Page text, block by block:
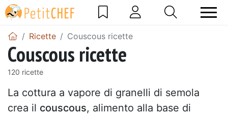
Ricette Couscous ricette
Couscous ricette
120 ricette
La cottura a vapore di granelli di semola
crea il couscous, alimento alla base di